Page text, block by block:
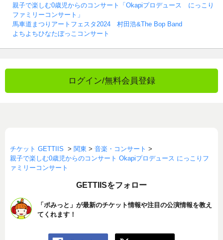
親子で楽しむ0歳児からのコンサート「Okapiプロデュース にっこり
ファミリーコンサート」
馬車道まつりアートフェスタ2024 村田浩&The Bop Band
よちよちひなたぼっこコンサート
ログイン/無料会員登録
チケット GETTIIS > 関東 > 音楽・コンサート >
親子で楽しむ0歳児からのコンサート Okapiプロデュース にっこりフ
ァミリーコンサート
GETTIISをフォロー
「ポみっと」が最新のチケット情報や注目の公演情報を教え
てくれます！